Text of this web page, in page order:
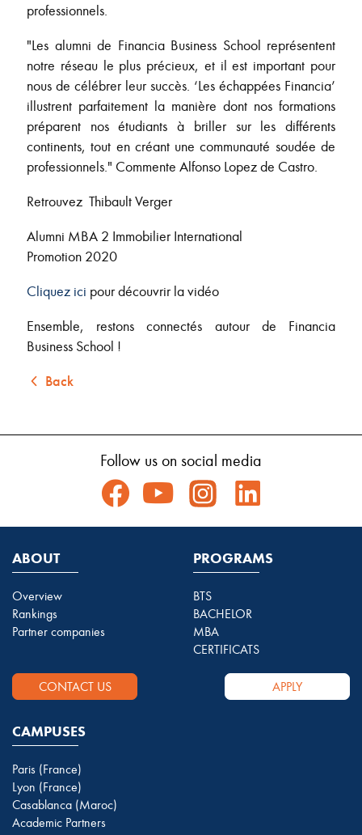
professionnels.
"Les alumni de Financia Business School représentent
notre réseau le plus précieux, et il est important pour
nous de célébrer leur succès. ‘Les échappées Financia’
illustrent parfaitement la manière dont nos formations
préparent nos étudiants à briller sur les différents
continents, tout en créant une communauté soudée de
professionnels." Commente Alfonso Lopez de Castro.
Retrouvez Thibault Verger
Alumni MBA 2 Immobilier International
Promotion 2020
Cliquez ici pour découvrir la vidéo
Ensemble, restons connectés autour de Financia
Business School !
Back
Follow us on social media
ABOUT
Overview
Rankings
Partner companies
PROGRAMS
BTS
BACHELOR
MBA
CERTIFICATS
CONTACT US APPLY
CAMPUSES
Paris (France)
Lyon (France)
Casablanca (Maroc)
Academic Partners